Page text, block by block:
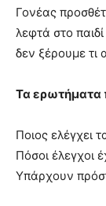
Γονέας
λεφτά στο
δεν ξέρουμε τι
Τα ερωτήματα
Ποιος ελέγχει
Πόσοι έλεγχοι
Υπάρχουν